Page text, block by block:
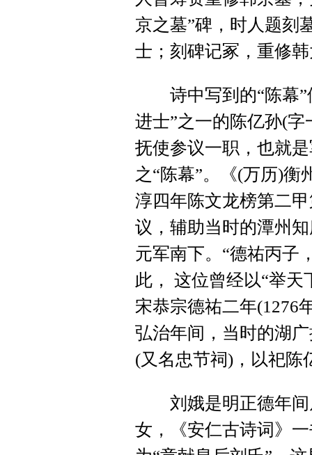
京之墓”碑，时人题刻
士；刻碑记冢，重修
诗中写到的“陈幕”
进士”之一的陈亿孙(
抚使参议一职，也就
之“陈幕”。《(万历)衡
淳四年陈文龙榜第二
议，辅助当时的潭州
元军南下。“德祐丙子
此， 这位曾经以“举
宋恭宗德祐二年(1276
弘治年间，当时的湖
(又名忠节祠)，以祀陈
刘娥是明正德年间
女，《安仁古诗词》